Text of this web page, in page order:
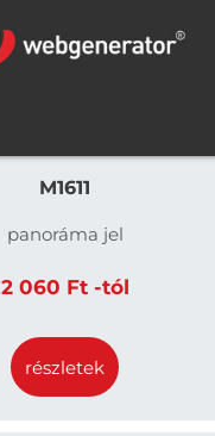
M1611
panoráma jel
2 060 Ft -tól
részletek